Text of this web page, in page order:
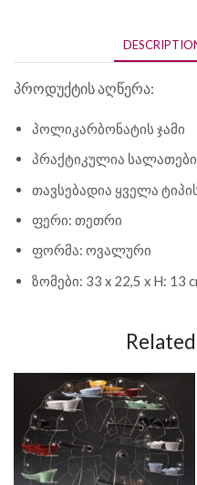
პროდუქტის აღწერა:
პოლიკარბონატის ჯამი
პრაქტიკულია
თავსებადია ყველა
ფერი: თეთრი
ფორმა: ოვალური
ზომები: 33 x 22,5 x H: 13